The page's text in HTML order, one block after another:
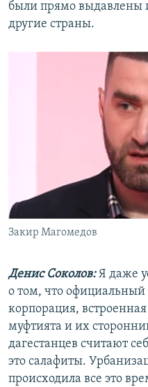
были прямо выдавлены
другие страны.
Закир Магомедов
Денис Соколов:Я даже
о том, что официальный
корпорация, встроенная
муфтията и их
дагестанцев считают
это салафиты.
происходила все это